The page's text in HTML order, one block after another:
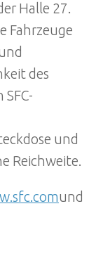
Halle 27.
Fahrzeuge
des
und
Reichweite.
und